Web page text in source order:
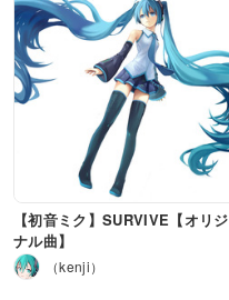
【初音ミク】SURVIVE【オリジ
ナル曲】
（kenji）